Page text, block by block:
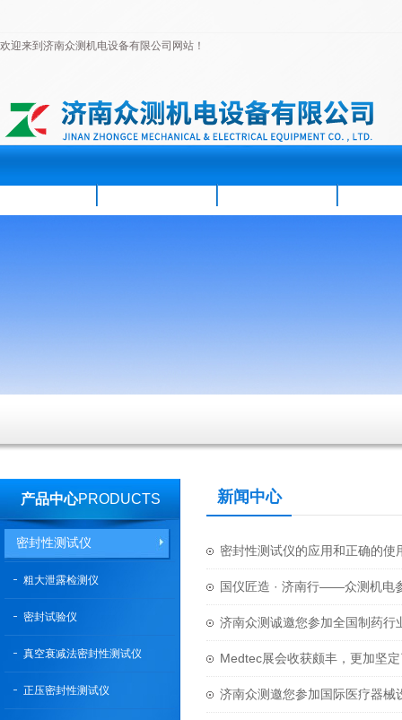
欢迎来到济南众测机电设备有限公司网站！
产品中心PRODUCTS
密封性测试仪
粗大泄露检测仪
密封试验仪
真空衰减法密封性测试仪
正压密封性测试仪
新闻中心
密封性测试仪的应用和正确的使
国仪匠造 · 济南行——众测机电
济南众测诚邀您参加全国制药行
Medtec展会收获颇丰，更加坚
济南众测邀您参加国际医疗器械